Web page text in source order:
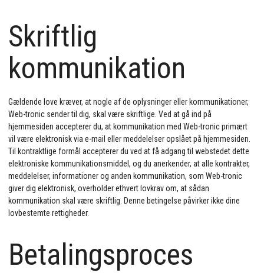
Skriftlig
kommunikation
Gældende love kræver, at nogle af de oplysninger eller kommunikationer,
Web-tronic sender til dig, skal være skriftlige. Ved at gå ind på
hjemmesiden accepterer du, at kommunikation med Web-tronic primært
vil være elektronisk via e-mail eller meddelelser opslået på hjemmesiden.
Til kontraktlige formål accepterer du ved at få adgang til webstedet dette
elektroniske kommunikationsmiddel, og du anerkender, at alle kontrakter,
meddelelser, informationer og anden kommunikation, som Web-tronic
giver dig elektronisk, overholder ethvert lovkrav om, at sådan
kommunikation skal være skriftlig. Denne betingelse påvirker ikke dine
lovbestemte rettigheder.
Betalingsproces